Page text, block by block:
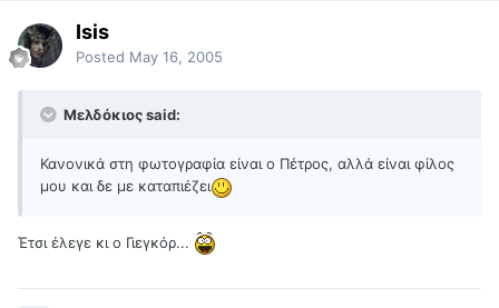
Isis
Posted May 16, 2005
Μελδόκιος said:
Κανονικά στη φωτογραφία είναι ο Πέτρος, αλλά είναι φίλος
μου και δε με καταπιέζει
Έτσι έλεγε κι ο Γιεγκόρ...